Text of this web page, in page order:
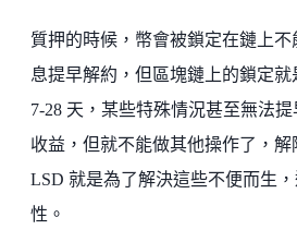
質押的時候，幣會被鎖定在鏈上
息提早解約，但區塊鏈上的鎖定
7-28 天，某些特殊情況甚至無法
收益，但就不能做其他操作了，
LSD 就是為了解決這些不便而生
性。